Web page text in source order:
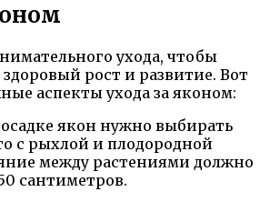
ухода, чтобы
здоровый рост и развитие. Вот
аспекты ухода за яконом:
якон нужно выбирать
с рыхлой и плодородной
между растениями должно
сантиметров.